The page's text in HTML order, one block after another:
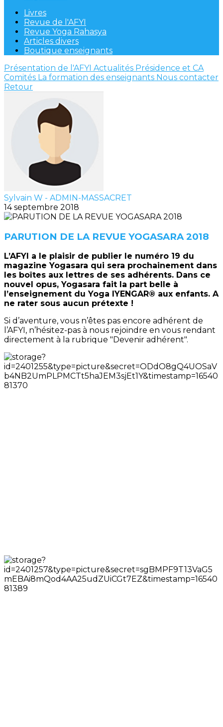
Livres
Revue de l'AFYI
Revue Yoga Rahasya
Articles divers
Boutique enseignants
Présentation de l'AFYI Actualités Présidence et CA
Comités La formation des enseignants Nous contacter
Retour
Sylvain W - ADMIN-MASSACRET
14 septembre 2018
PARUTION DE LA REVUE YOGASARA 2018
L’AFYI a le plaisir de publier le numéro 19 du
magazine Yogasara qui sera prochainement dans
les boîtes aux lettres de ses adhérents. Dans ce
nouvel opus, Yogasara fait la part belle à
l’enseignement du Yoga IYENGAR® aux enfants. A
ne rater sous aucun prétexte !
Si d’aventure, vous n’êtes pas encore adhérent de
l’AFYI, n’hésitez-pas à nous rejoindre en vous rendant
directement à la rubrique "Devenir adhérent".